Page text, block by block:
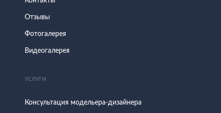
Отзывы
Фотогалерея
Видеогалерея
УСЛУГИ
Консультация модельера-дизайнера